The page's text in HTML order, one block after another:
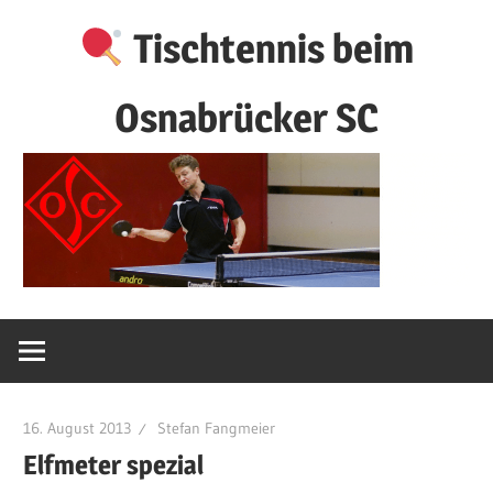
Tischtennis beim
Osnabrücker SC
16. August 2013 Stefan Fangmeier
Elfmeter spezial